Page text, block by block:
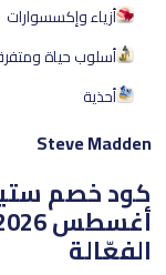
أزياء وإكسسوارات
أسلوب حياة
أحذية
Steve Madden
كود خصم ستيف
الفعّالة